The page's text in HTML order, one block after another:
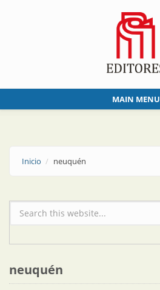
MAIN MENU
Inicio neuquén
Formulario de búsqueda
neuquén